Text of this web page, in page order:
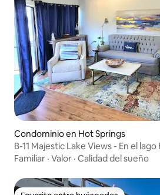
Condominio en Hot Springs
B-11 Majestic Lake Views - En el
Familiar · Valor · Calidad del sueño